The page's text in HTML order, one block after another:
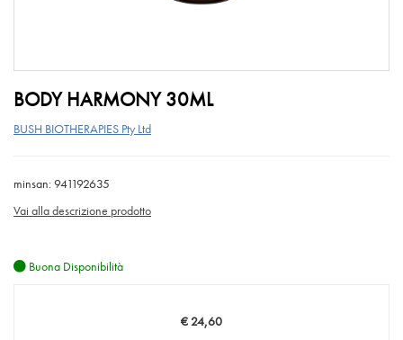
BODY HARMONY 30ML
BUSH BIOTHERAPIES Pty Ltd
minsan: 941192635
Vai alla descrizione prodotto
Buona Disponibilità
Prezzo
€ 24,60